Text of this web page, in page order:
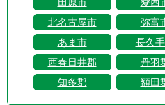
北名古屋市
弥富
あま市
長久
西春日井郡
丹羽
知多郡
額田